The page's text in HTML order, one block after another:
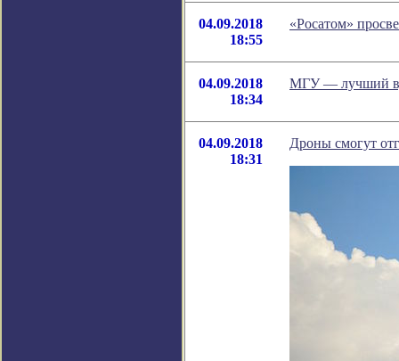
04.09.2018
18:55
«Росатом»
04.09.2018
18:34
МГУ — лучший
04.09.2018
18:31
Дроны смогут